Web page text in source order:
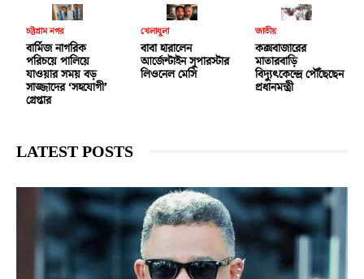
চট্টগ্রাম নগর
বার্মিজ নাগরিক
পরিচয়ে পালিয়ে
যাওয়ার সময় বড়
সাজ্জাদের ‘সহযোগী’
গ্রেপ্তার
খেলাধুলা
বাবা হারালেন
আর্জেন্টাইন সুপারস্টার
লিওনেল মেসি
জাতীয়
কক্সবাজারের
মাতারবাড়ি
বিদ্যুৎকেন্দ্রে পৌঁছেছেন
প্রধানমন্ত্রী
LATEST POSTS